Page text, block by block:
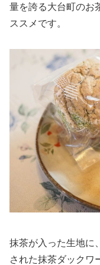
量を誇る大台町のお
ススメです。
抹茶が入った生地に
された抹茶ダックワ